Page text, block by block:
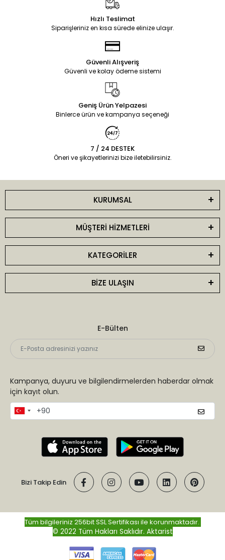
Hızlı Teslimat
Siparişleriniz en kısa sürede elinize ulaşır.
Güvenli Alışveriş
Güvenli ve kolay ödeme sistemi
Geniş Ürün Yelpazesi
Binlerce ürün ve kampanya seçeneği
7 / 24 DESTEK
Öneri ve şikayetlerinizi bize iletebilirsiniz.
KURUMSAL
MÜŞTERİ HİZMETLERİ
KATEGORİLER
BİZE ULAŞIN
E-Bülten
Kampanya, duyuru ve bilgilendirmelerden haberdar olmak
için kayıt olun.
Bizi Takip Edin
Tüm bilgileriniz 256bit SSL Sertifikası ile korunmaktadır.
© 2022 Tüm Hakları Saklıdır. Aktarist